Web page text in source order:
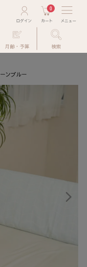
0
月齢・予算 検索
ンブルー